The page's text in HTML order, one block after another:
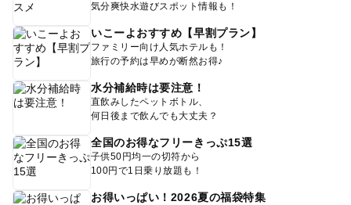
気分爽快水遊びスポット情報も！
いこーよおすすめ【早割プラン】
ファミリー向け人気ホテルも！
旅行の予約は早めが断然お得♪
水分補給時は要注意！
直飲みしたペットボトル、
何日後まで飲んでも大丈夫？
全国のお得なフリーきっぷ15選
子供50円均一の切符から
100円で1日乗り放題も！
お得いっぱい！2026夏の福袋特集